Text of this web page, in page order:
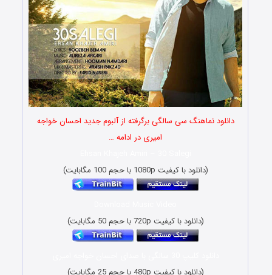
دانلود نماهنگ سی سالگی برگرفته از آلبوم جدید احسان خواجه
امیری در ادامه …
(دانلود با کیفیت 1080p با حجم 100 مگابایت)
(دانلود با کیفیت 720p با حجم 50 مگابایت)